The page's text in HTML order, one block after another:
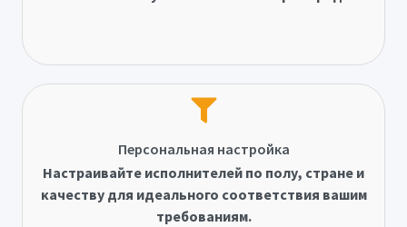
Персональная настройка
Настраивайте исполнителей по полу, стране и
качеству для идеального соответствия вашим
требованиям.